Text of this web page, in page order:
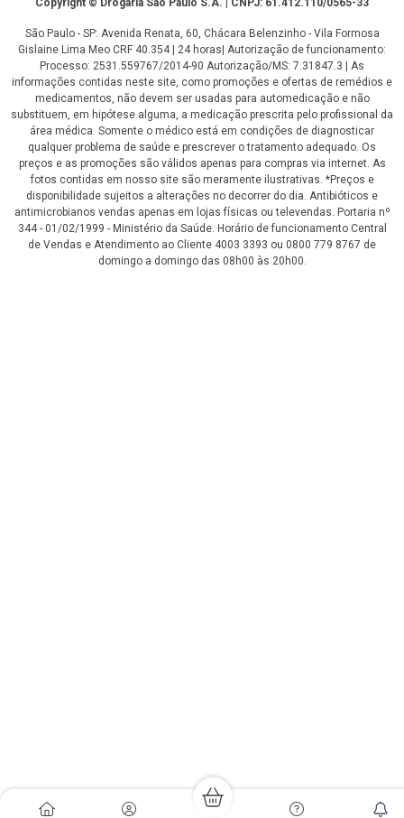
Copyright © Drogaria São Paulo S.A. | CNPJ: 61.412.110/0565-33
São Paulo - SP: Avenida Renata, 60, Chácara Belenzinho - Vila Formosa
Gislaine Lima Meo CRF 40.354 | 24 horas| Autorização de funcionamento:
Processo: 2531.559767/2014-90 Autorização/MS: 7.31847.3 | As
informações contidas neste site, como promoções e ofertas de remédios e
medicamentos, não devem ser usadas para automedicação e não
substituem, em hipótese alguma, a medicação prescrita pelo profissional da
área médica. Somente o médico está em condições de diagnosticar
qualquer problema de saúde e prescrever o tratamento adequado. Os
preços e as promoções são válidos apenas para compras via internet. As
fotos contidas em nosso site são meramente ilustrativas. *Preços e
disponibilidade sujeitos a alterações no decorrer do dia. Antibióticos e
antimicrobianos vendas apenas em lojas físicas ou televendas. Portaria nº
344 - 01/02/1999 - Ministério da Saúde. Horário de funcionamento Central
de Vendas e Atendimento ao Cliente 4003 3393 ou 0800 779 8767 de
domingo a domingo das 08h00 às 20h00.